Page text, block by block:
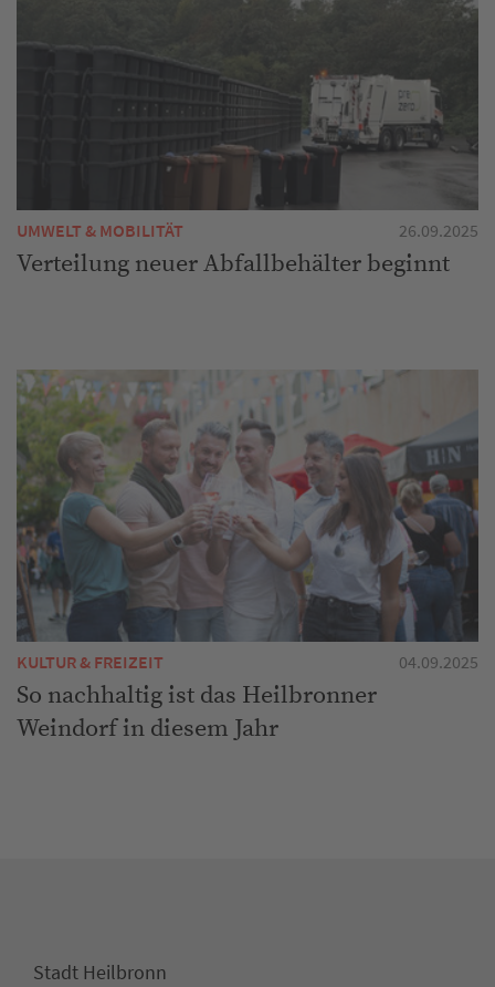
UMWELT & MOBILITÄT 26.09.2025
Verteilung neuer Abfallbehälter beginnt
KULTUR & FREIZEIT 04.09.2025
So nachhaltig ist das Heilbronner
Weindorf in diesem Jahr
Stadt Heilbronn